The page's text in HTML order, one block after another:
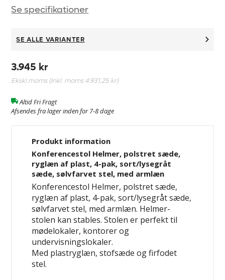
Se specifikationer
SE ALLE VARIANTER
3.945 kr
Ekskl.moms (Inkl. moms4.931,25 kr)
Altid Fri Fragt
Afsendes fra lager inden for 7-8 dage
Produkt information
Konferencestol Helmer, polstret sæde,
ryglæn af plast, 4-pak, sort/lysegråt
sæde, sølvfarvet stel, med armlæn
Konferencestol Helmer, polstret sæde,
ryglæn af plast, 4-pak, sort/lysegråt sæde,
sølvfarvet stel, med armlæn. Helmer-
stolen kan stables. Stolen er perfekt til
mødelokaler, kontorer og
undervisningslokaler.
Med plastryglæn, stofsæde og firfodet
stel.